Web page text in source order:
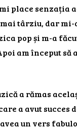
place senzația
târziu, dar
pop și m-a
am început să
a rămas
a avut
un vers